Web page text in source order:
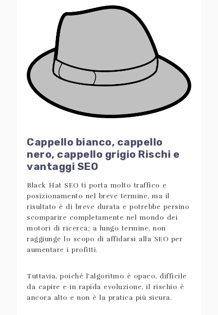
Cappello bianco, cappello
nero, cappello grigio Rischi e
vantaggi SEO
Black Hat SEO ti porta molto traffico e
posizionamento nel breve termine, ma il
risultato è di breve durata e potrebbe persino
scomparire completamente nel mondo dei
motori di ricerca; a lungo termine, non
raggiunge lo scopo di affidarsi alla SEO per
aumentare i profitti.
Tuttavia, poiché l'algoritmo è opaco, difficile
da capire e in rapida evoluzione, il rischio è
ancora alto e non è la pratica più sicura.